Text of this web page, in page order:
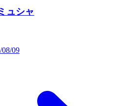
ュシャ
08/09